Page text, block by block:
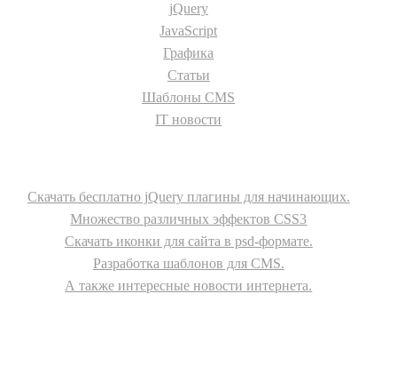
jQuery
JavaScript
Графика
Статьи
Шаблоны CMS
IT новости
Скачать бесплатно jQuery плагины для начинающих.
Множество различных эффектов CSS3
Скачать иконки для сайта в psd-формате.
Разработка шаблонов для CMS.
А также интересные новости интернета.